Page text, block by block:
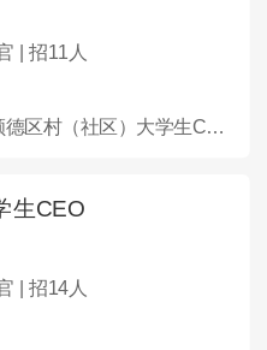
| 招11人
来自公告：2026广东佛山市顺德区村（社区）大学生CEO选聘100人公告
生CEO
| 招14人